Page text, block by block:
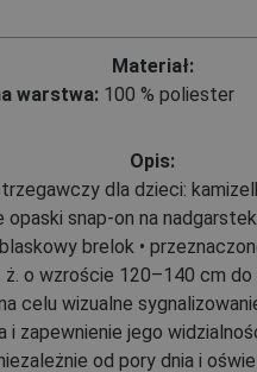
Materiał:
warstwa: 100 % poliester
Opis:
dla dzieci:
opaski snap-on na
brelok •
ż. o wzroście 120–140 cm do
celu wizualne
i zapewnienie jego
od pory dnia i